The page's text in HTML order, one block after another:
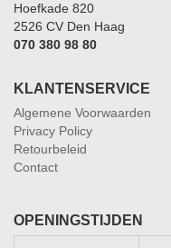
Hoefkade 820
2526 CV Den Haag
070 380 98 80
KLANTENSERVICE
Algemene Voorwaarden
Privacy Policy
Retourbeleid
Contact
OPENINGSTIJDEN